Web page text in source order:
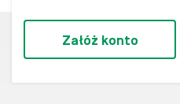
Załóż konto